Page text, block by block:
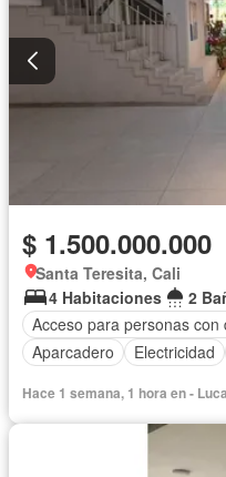
$ 1.500.000.000
Santa Teresita, Cali
4 Habitaciones
2
Acceso para personas con
Aparcadero
Electricidad
Hace 1 semana, 1 hora en -